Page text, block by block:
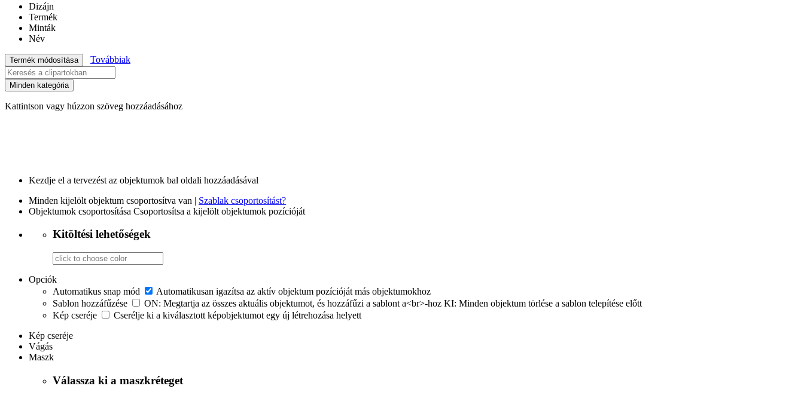
Dizájn
Termék
Minták
Név
Termék módosítása Továbbiak
Minden kategória
Kattintson vagy húzzon szöveg hozzáadásához
Kezdje el a tervezést az objektumok bal oldali hozzáadásával
Minden kijelölt objektum csoportosítva van | Szablak csoportosítást?
Objektumok csoportosítása Csoportosítsa a kijelölt objektumok pozícióját
Kitöltési lehetőségek
Opciók
Automatikus snap mód
Automatikusan igazítsa az aktív objektum pozícióját más objektumokhoz
Sablon hozzáfűzése
ON: Megtartja az összes aktuális objektumot, és hozzáfűzi a sablont a<br>-hoz KI: Minden objektum törlése a sablon telepítése előtt
Kép cseréje
Cserélje ki a kiválasztott képobjektumot egy új létrehozása helyett
Kép cseréje
Vágás
Maszk
Válassza ki a maszkréteget